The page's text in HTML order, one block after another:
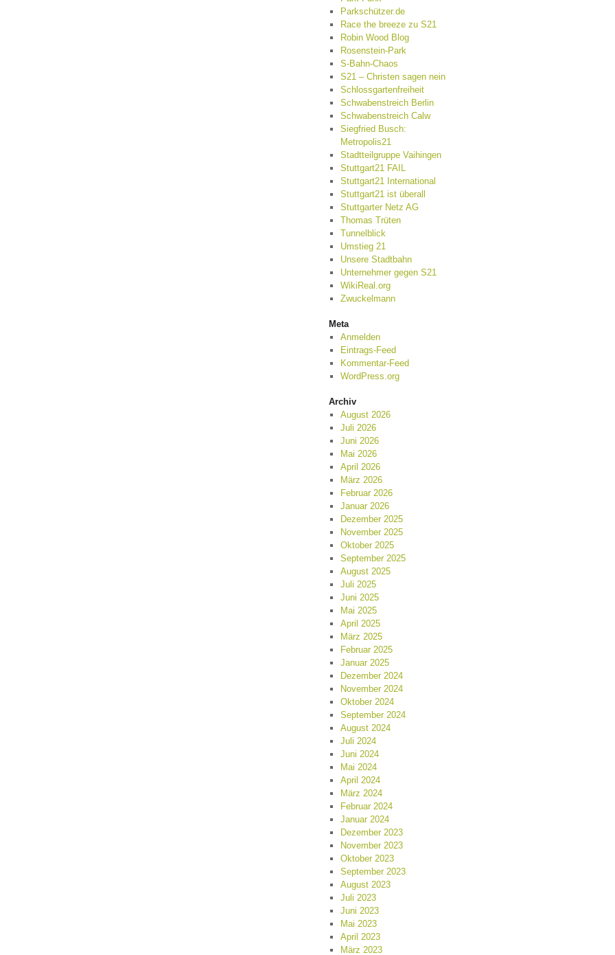
Parkschützer.de
Race the breeze zu S21
Robin Wood Blog
Rosenstein-Park
S-Bahn-Chaos
S21 – Christen sagen nein
Schlossgartenfreiheit
Schwabenstreich Berlin
Schwabenstreich Calw
Siegfried Busch:
Metropolis21
Stadtteilgruppe Vaihingen
Stuttgart21 FAIL
Stuttgart21 International
Stuttgart21 ist überall
Stuttgarter Netz AG
Thomas Trüten
Tunnelblick
Umstieg 21
Unsere Stadtbahn
Unternehmer gegen S21
WikiReal.org
Zwuckelmann
Meta
Anmelden
Eintrags-Feed
Kommentar-Feed
WordPress.org
Archiv
August 2026
Juli 2026
Juni 2026
Mai 2026
April 2026
März 2026
Februar 2026
Januar 2026
Dezember 2025
November 2025
Oktober 2025
September 2025
August 2025
Juli 2025
Juni 2025
Mai 2025
April 2025
März 2025
Februar 2025
Januar 2025
Dezember 2024
November 2024
Oktober 2024
September 2024
August 2024
Juli 2024
Juni 2024
Mai 2024
April 2024
März 2024
Februar 2024
Januar 2024
Dezember 2023
November 2023
Oktober 2023
September 2023
August 2023
Juli 2023
Juni 2023
Mai 2023
April 2023
März 2023